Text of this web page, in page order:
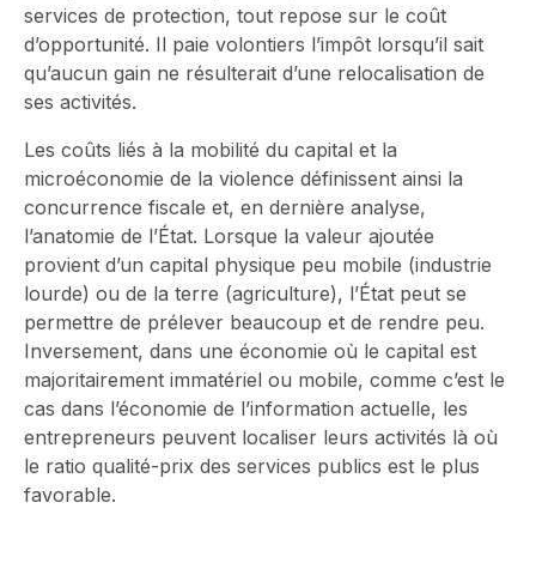
services de protection, tout repose sur le coût
d’opportunité. Il paie volontiers l’impôt lorsqu’il sait
qu’aucun gain ne résulterait d’une relocalisation de
ses activités.
Les coûts liés à la mobilité du capital et la
microéconomie de la violence définissent ainsi la
concurrence fiscale et, en dernière analyse,
l’anatomie de l’État. Lorsque la valeur ajoutée
provient d’un capital physique peu mobile (industrie
lourde) ou de la terre (agriculture), l’État peut se
permettre de prélever beaucoup et de rendre peu.
Inversement, dans une économie où le capital est
majoritairement immatériel ou mobile, comme c’est le
cas dans l’économie de l’information actuelle, les
entrepreneurs peuvent localiser leurs activités là où
le ratio qualité-prix des services publics est le plus
favorable.